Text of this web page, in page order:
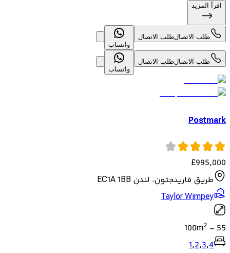
اقرأ المزيد
طلب الاتصالطلب الاتصال
واتساب
طلب الاتصالطلب الاتصال
واتساب
Postmark
£995,000
طريق فارينجتون، لندن EC1A 1BB
Taylor Wimpey
55
-
100m2
1,2,3,4